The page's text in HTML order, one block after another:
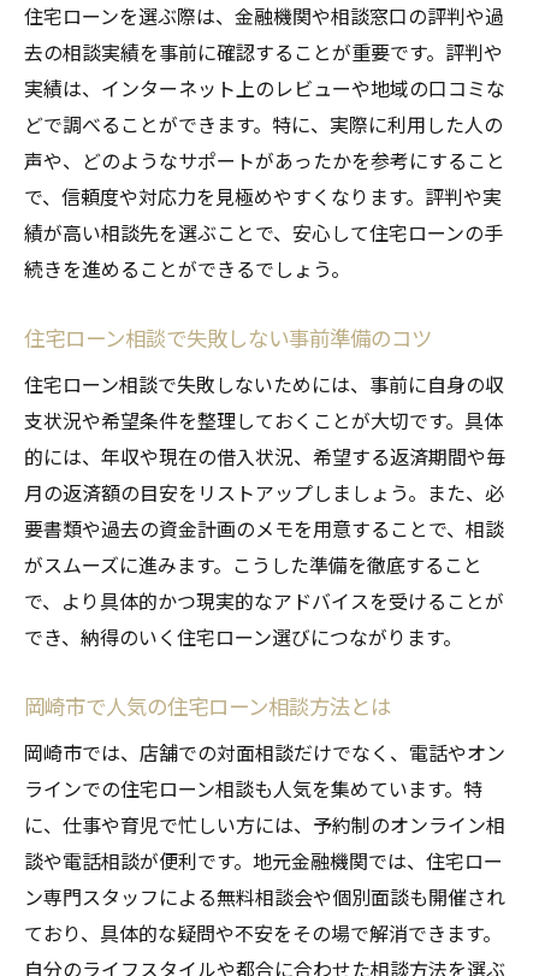
返済期間や金利タイプの選び方を紹介
住宅ローン返済シミュレーションの活用法
ライフプランに合った住宅ローン相談の方
法
岡崎市の住宅ローン事情を知る情報収集術
住宅ローン審査で知っておきたい岡崎市の特徴
住宅ローン審査基準と岡崎市の傾向を解説
ト
住宅ローン審査で見落としがちな注意事項
岡崎市で住宅ローン審査に強い相談方法と
は
審査前の資金計画と住宅ローンの準備
オンライン相談で分かる審査の流れ
岡崎市で住宅ローン相談を始める前に確認した
いこと
住宅ローン相談前に整理したい希望条件
岡崎市で利用できる住宅ローンシミュレー
相談時に知っておきたい返済計画の立て方
住宅ローンの必要書類と準備のポイント
住宅ローン相談時のよくあるトラブル回避
法
オンライン住宅ローン相談のメリット解説
住宅ローンを選ぶ際は、金融機関や相談窓口の評判や過
去の相談実績を事前に確認することが重要です。評判や
実績は、インターネット上のレビューや地域の口コミな
どで調べることができます。特に、実際に利用した人の
声や、どのようなサポートがあったかを参考にすること
で、信頼度や対応力を見極めやすくなります。評判や実
績が高い相談先を選ぶことで、安心して住宅ローンの手
続きを進めることができるでしょう。
住宅ローン相談で失敗しない事前準備のコツ
住宅ローン相談で失敗しないためには、事前に自身の収
支状況や希望条件を整理しておくことが大切です。具体
的には、年収や現在の借入状況、希望する返済期間や毎
月の返済額の目安をリストアップしましょう。また、必
要書類や過去の資金計画のメモを用意することで、相談
がスムーズに進みます。こうした準備を徹底すること
で、より具体的かつ現実的なアドバイスを受けることが
でき、納得のいく住宅ローン選びにつながります。
岡崎市で人気の住宅ローン相談方法とは
岡崎市では、店舗での対面相談だけでなく、電話やオン
ラインでの住宅ローン相談も人気を集めています。特
に、仕事や育児で忙しい方には、予約制のオンライン相
談や電話相談が便利です。地元金融機関では、住宅ロー
ン専門スタッフによる無料相談会や個別面談も開催され
ており、具体的な疑問や不安をその場で解消できます。
自分のライフスタイルや都合に合わせた相談方法を選ぶ